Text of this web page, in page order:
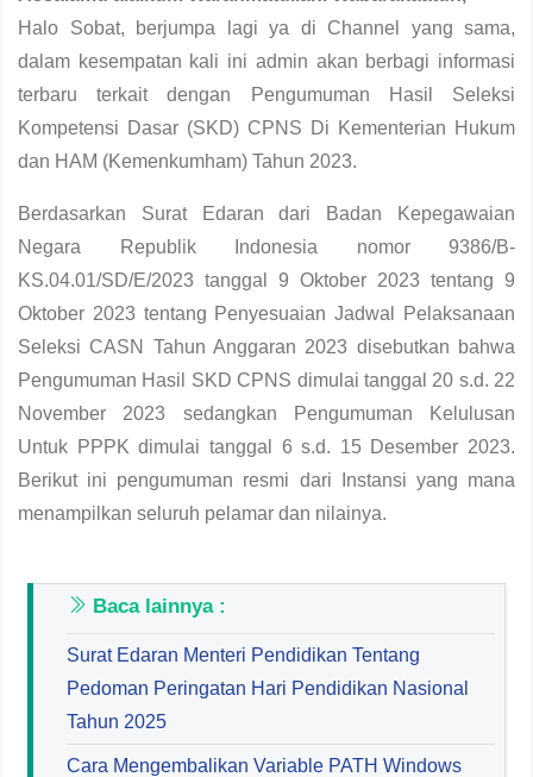
Halo Sobat, berjumpa lagi ya di Channel yang sama,
dalam kesempatan kali ini admin akan berbagi informasi
terbaru terkait dengan Pengumuman Hasil Seleksi
Kompetensi Dasar (SKD) CPNS Di Kementerian Hukum
dan HAM (Kemenkumham) Tahun 2023.
Berdasarkan Surat Edaran dari Badan Kepegawaian
Negara Republik Indonesia nomor 9386/B-
KS.04.01/SD/E/2023 tanggal 9 Oktober 2023 tentang 9
Oktober 2023 tentang Penyesuaian Jadwal Pelaksanaan
Seleksi CASN Tahun Anggaran 2023 disebutkan bahwa
Pengumuman Hasil SKD CPNS dimulai tanggal 20 s.d. 22
November 2023 sedangkan Pengumuman Kelulusan
Untuk PPPK dimulai tanggal 6 s.d. 15 Desember 2023.
Berikut ini pengumuman resmi dari Instansi yang mana
menampilkan seluruh pelamar dan nilainya.
Baca lainnya :
Surat Edaran Menteri Pendidikan Tentang
Pedoman Peringatan Hari Pendidikan Nasional
Tahun 2025
Cara Mengembalikan Variable PATH Windows